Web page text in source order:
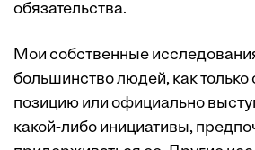
обязательства.
Мои собственные
большинство людей, как только
позицию или официально
какой-либо инициативы,